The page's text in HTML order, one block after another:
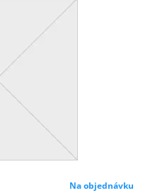
Na objednávku